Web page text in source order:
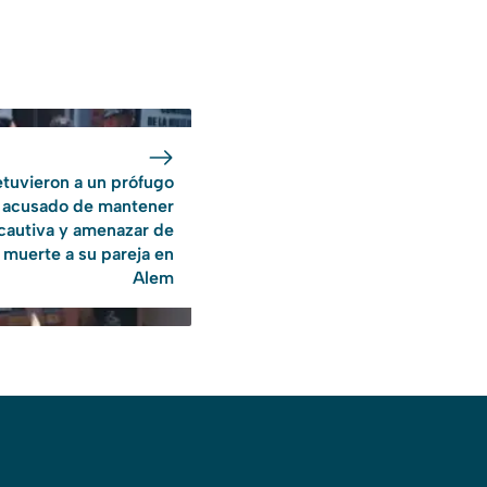
a un prófugo
acusado de mantener
y amenazar de
muerte a su pareja en
Alem